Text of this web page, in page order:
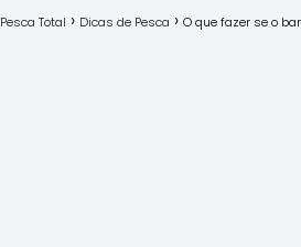
Pesca Total Dicas de Pesca O que fazer se o